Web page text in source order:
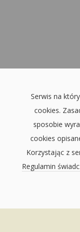
Serwis na
cookies.
sposobie
cookies
Korzystając z
Regulamin